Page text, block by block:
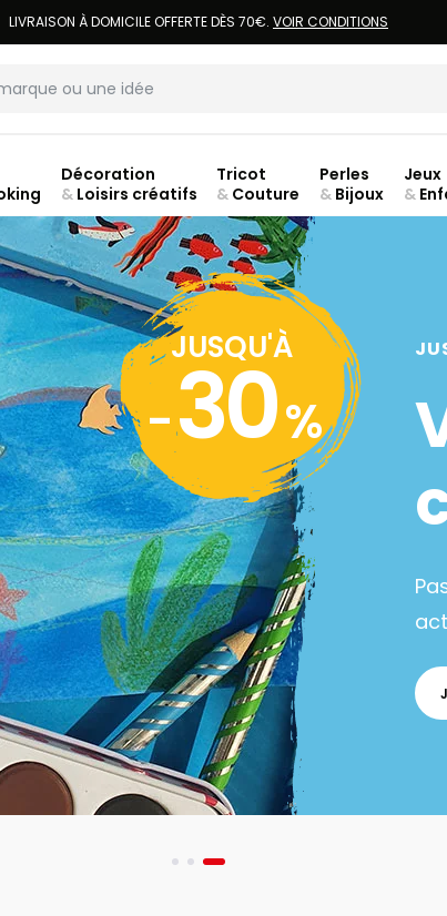
LIVRAISON À DOMICILE OFFERTE DÈS 70€. VOIR CONDITIONS
Décoration
&Loisirs créatifs
Tricot
& Couture
Perles
& Bijoux
Jeux
&
JUSQU'À
-30%